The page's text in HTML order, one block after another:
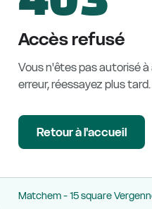
Accès refusé
Vous n'êtes pas autorisé
erreur, réessayez plus tard.
Retour à l'accueil
Matchem - 15 square